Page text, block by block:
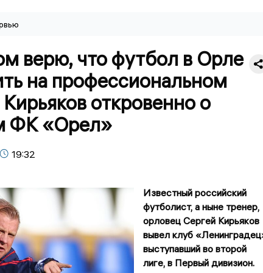
верю, что футбол в Орле
на профессиональном
откровенно о
ФК «Орел»
19:32
Известный российский
футболист, а ныне тренер,
орловец Сергей Кирьяков
вывел клуб
выступавший во второй
лиге, в Первый дивизион.